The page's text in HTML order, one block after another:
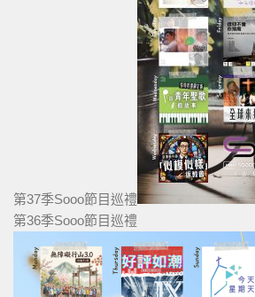
第37季Sooo節目巡禮
第36季Sooo節目巡禮